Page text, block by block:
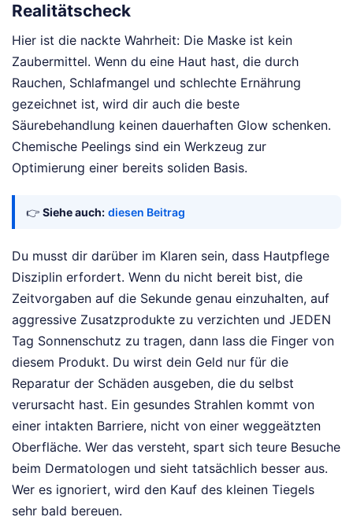
Realitätscheck
Hier ist die nackte Wahrheit: Die Maske ist kein
Zaubermittel. Wenn du eine Haut hast, die durch
Rauchen, Schlafmangel und schlechte Ernährung
gezeichnet ist, wird dir auch die beste
Säurebehandlung keinen dauerhaften Glow schenken.
Chemische Peelings sind ein Werkzeug zur
Optimierung einer bereits soliden Basis.
👉 Siehe auch: diesen Beitrag
Du musst dir darüber im Klaren sein, dass Hautpflege
Disziplin erfordert. Wenn du nicht bereit bist, die
Zeitvorgaben auf die Sekunde genau einzuhalten, auf
aggressive Zusatzprodukte zu verzichten und JEDEN
Tag Sonnenschutz zu tragen, dann lass die Finger von
diesem Produkt. Du wirst dein Geld nur für die
Reparatur der Schäden ausgeben, die du selbst
verursacht hast. Ein gesundes Strahlen kommt von
einer intakten Barriere, nicht von einer weggeätzten
Oberfläche. Wer das versteht, spart sich teure Besuche
beim Dermatologen und sieht tatsächlich besser aus.
Wer es ignoriert, wird den Kauf des kleinen Tiegels
sehr bald bereuen.